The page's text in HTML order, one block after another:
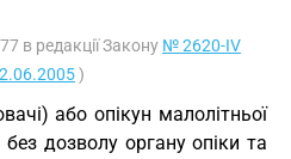
в редакції Закону № 2620-IV
)
або опікун малолітньої
дозволу органу опіки та